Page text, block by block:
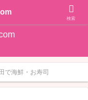
の情報を発信しています!!
で海鮮・お寿司
検索